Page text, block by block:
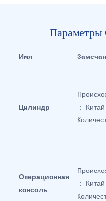
Параметры
Имя
Цилиндр
： Китай
Операционная
консоль
： Китай